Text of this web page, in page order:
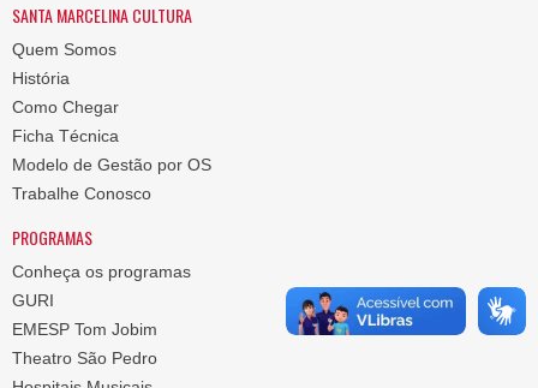
SANTA MARCELINA CULTURA
Quem Somos
História
Como Chegar
Ficha Técnica
Modelo de Gestão por OS
Trabalhe Conosco
PROGRAMAS
Conheça os programas
GURI
EMESP Tom Jobim
Theatro São Pedro